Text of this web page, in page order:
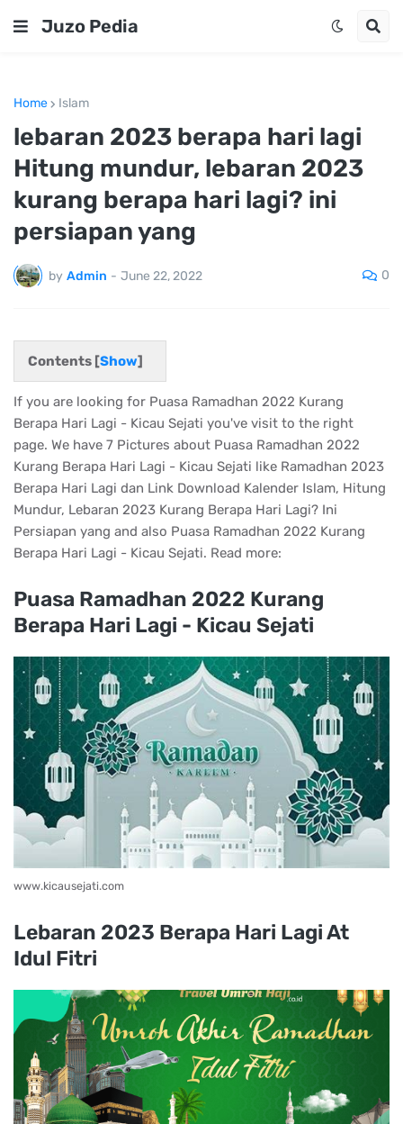
Juzo Pedia
Home Islam
lebaran 2023 berapa hari lagi
Hitung mundur, lebaran 2023
kurang berapa hari lagi? ini
persiapan yang
by Admin - June 22, 2022 0
Contents [Show]
If you are looking for Puasa Ramadhan 2022 Kurang
Berapa Hari Lagi - Kicau Sejati you've visit to the right
page. We have 7 Pictures about Puasa Ramadhan 2022
Kurang Berapa Hari Lagi - Kicau Sejati like Ramadhan 2023
Berapa Hari Lagi dan Link Download Kalender Islam, Hitung
Mundur, Lebaran 2023 Kurang Berapa Hari Lagi? Ini
Persiapan yang and also Puasa Ramadhan 2022 Kurang
Berapa Hari Lagi - Kicau Sejati. Read more:
Puasa Ramadhan 2022 Kurang
Berapa Hari Lagi - Kicau Sejati
www.kicausejati.com
Lebaran 2023 Berapa Hari Lagi At
Idul Fitri